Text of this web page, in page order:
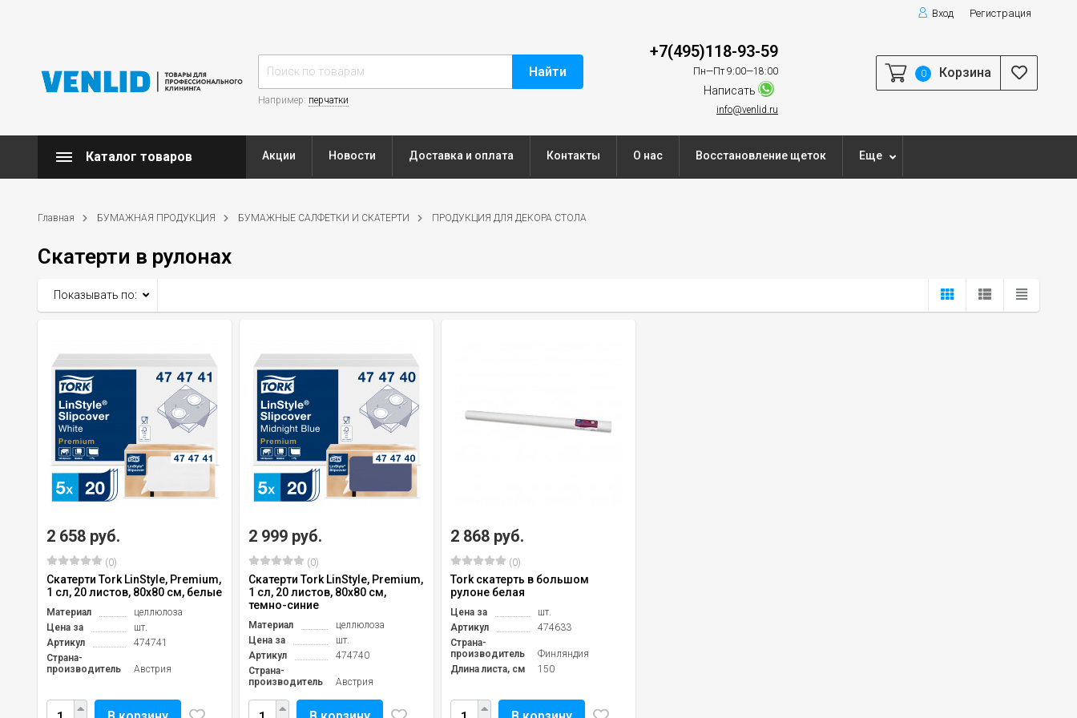
Вход Регистрация
Найти
Например: перчатки
+7(495)118-93-59
Пн—Пт 9:00—18:00
Написать
info@venlid.ru
0 Корзина
Каталог товаров Акции Новости Доставка и оплата Контакты О нас Восстановление щеток Еще
Главная БУМАЖНАЯ ПРОДУКЦИЯ БУМАЖНЫЕ САЛФЕТКИ И СКАТЕРТИ ПРОДУКЦИЯ ДЛЯ ДЕКОРА СТОЛА
Скатерти в рулонах
Показывать по:
2 658 руб.
(0)
Скатерти Tork LinStyle, Premium,
1 сл, 20 листов, 80х80 см, белые
Материал
целлюлоза
Цена за
шт.
Артикул
474741
Страна-
производитель
Австрия
2 999 руб.
(0)
Скатерти Tork LinStyle, Premium,
1 сл, 20 листов, 80х80 см,
темно-синие
Материал
целлюлоза
Цена за
шт.
Артикул
474740
Страна-
производитель
Австрия
2 868 руб.
(0)
Tork скатерть в большом
рулоне белая
Цена за
шт.
Артикул
474633
Страна-
производитель
Финляндия
Длина листа, см
150